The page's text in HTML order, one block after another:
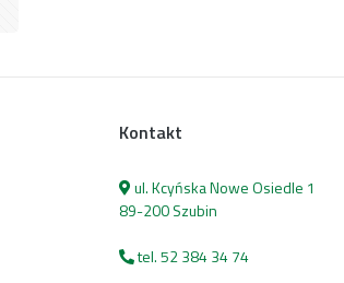
Kontakt
ul. Kcyńska Nowe Osiedle 1
89-200 Szubin
tel. 52 384 34 74